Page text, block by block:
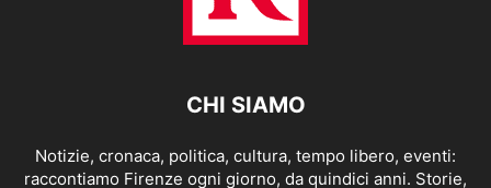
CHI SIAMO
Notizie, cronaca, politica, cultura, tempo libero, eventi:
raccontiamo Firenze ogni giorno, da quindici anni. Storie,